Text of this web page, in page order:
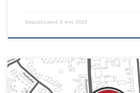
Gepubliceerd 3 mei 2020